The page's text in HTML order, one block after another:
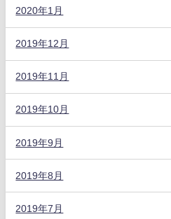
2020年1月
2019年12月
2019年11月
2019年10月
2019年9月
2019年8月
2019年7月